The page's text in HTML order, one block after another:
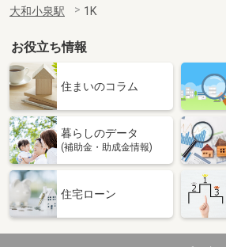
大和小泉駅
1K
お役立ち情報
住まいのコラム
暮らしのデータ
(補助金・助成金情報)
住宅ローン